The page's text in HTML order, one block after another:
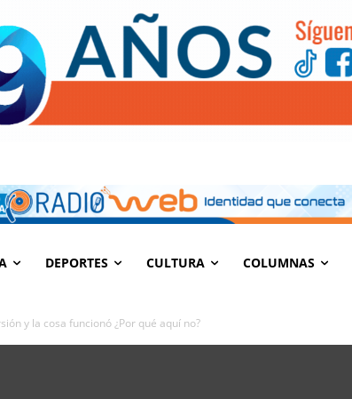
DEPORTES CULTURA COLUMNAS
y la cosa funcionó ¿Por qué aquí no?